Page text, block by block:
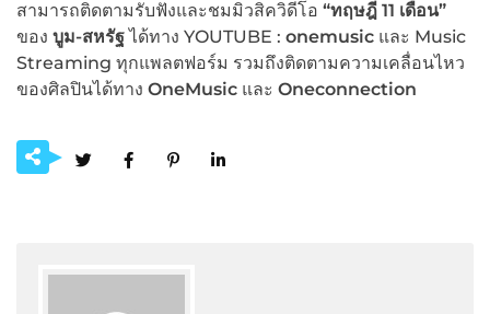
สามารถติดตามรับฟังและชมมิวสิควิดีโอ “ทฤษฎี 11 เดือน”
ของ บูม-สหรัฐได้ทาง YOUTUBE : onemusic และ Music
Streaming ทุกแพลตฟอร์ม รวมถึงติดตามความเคลื่อนไหว
ของศิลปินได้ทาง OneMusic และ Oneconnection